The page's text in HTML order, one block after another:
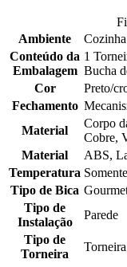
Ambiente
Cozinha
Conteúdo da
Embalagem
1
Bucha
Cor
Preto/
Fechamento
Material
Corpo
Cobre,
Material
ABS,
Temperatura
Tipo de Bica
Tipo de
Instalação
Parede
Tipo de
Torneira
Torneira